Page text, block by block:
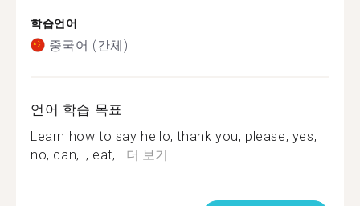
학습언어
중국어 (간체)
언어 학습 목표
Learn how to say hello, thank you, please, yes,
no, can, i, eat,... 더 보기